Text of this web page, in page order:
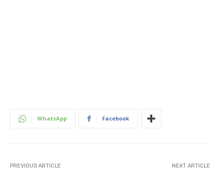
WhatsApp Facebook
PREVIOUS ARTICLE NEXT ARTICLE